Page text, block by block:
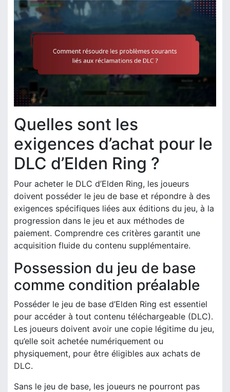
Quelles sont les
exigences d’achat pour le
DLC d’Elden Ring ?
Pour acheter le DLC d’Elden Ring, les joueurs
doivent posséder le jeu de base et répondre à des
exigences spécifiques liées aux éditions du jeu, à la
progression dans le jeu et aux méthodes de
paiement. Comprendre ces critères garantit une
acquisition fluide du contenu supplémentaire.
Possession du jeu de base
comme condition préalable
Posséder le jeu de base d’Elden Ring est essentiel
pour accéder à tout contenu téléchargeable (DLC).
Les joueurs doivent avoir une copie légitime du jeu,
qu’elle soit achetée numériquement ou
physiquement, pour être éligibles aux achats de
DLC.
Sans le jeu de base, les joueurs ne pourront pas